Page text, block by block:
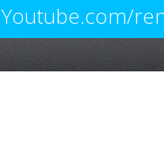
Youtube.com/